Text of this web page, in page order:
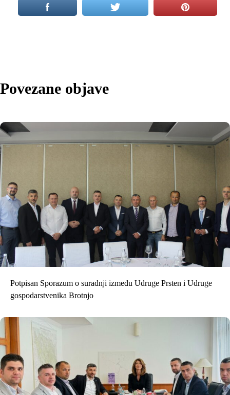
Povezane objave
Potpisan Sporazum o suradnji između Udruge Prsten i Udruge
gospodarstvenika Brotnjo